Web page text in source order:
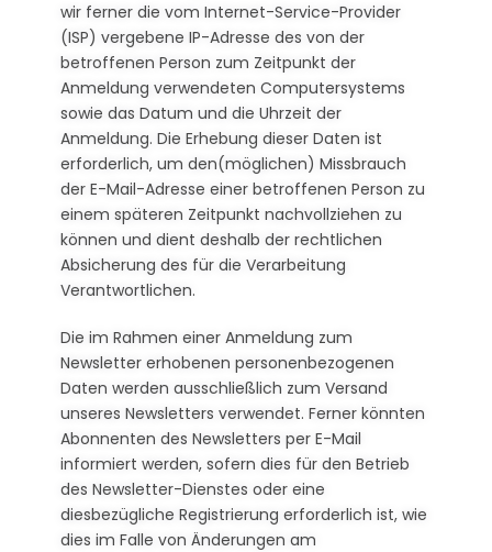
wir ferner die vom Internet-Service-Provider
(ISP) vergebene IP-Adresse des von der
betroffenen Person zum Zeitpunkt der
Anmeldung verwendeten Computersystems
sowie das Datum und die Uhrzeit der
Anmeldung. Die Erhebung dieser Daten ist
erforderlich, um den(möglichen) Missbrauch
der E-Mail-Adresse einer betroffenen Person zu
einem späteren Zeitpunkt nachvollziehen zu
können und dient deshalb der rechtlichen
Absicherung des für die Verarbeitung
Verantwortlichen.
Die im Rahmen einer Anmeldung zum
Newsletter erhobenen personenbezogenen
Daten werden ausschließlich zum Versand
unseres Newsletters verwendet. Ferner könnten
Abonnenten des Newsletters per E-Mail
informiert werden, sofern dies für den Betrieb
des Newsletter-Dienstes oder eine
diesbezügliche Registrierung erforderlich ist, wie
dies im Falle von Änderungen am